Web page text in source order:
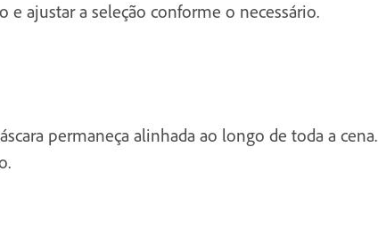
ajustar a seleção conforme o necessário.
permaneça alinhada ao longo de toda a cena.